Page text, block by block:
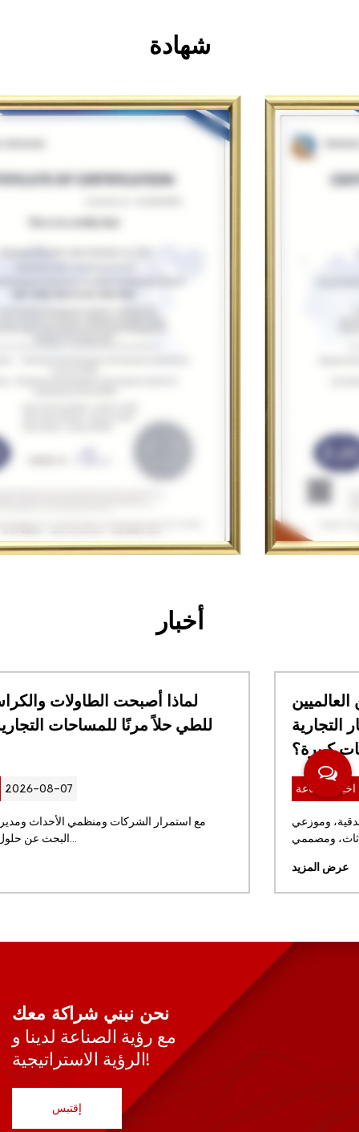
شهادة
أخبار
ما الذي يجب على المشترين العالميين
مراعاته قبل طلب مقاعد البار التجارية
اخبار الصناعة
بالنسبة لمجموعات المطاعم العالمية، والمشاريع الفندقية، وموزعي
نحن نبني شراكة معك
مع رؤية الصناعة لدينا و
الرؤية الاستراتيجية!
إقتبس